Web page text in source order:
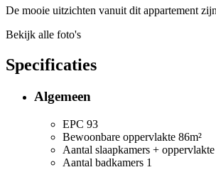
De mooie uitzichten vanuit dit appartement
Bekijk alle foto's
Specificaties
Algemeen
EPC 93
Bewoonbare oppervlakte 86m²
Aantal slaapkamers +
Aantal badkamers 1